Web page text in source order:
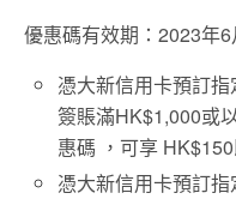
優惠碼有效期：2023年
憑大新信用卡預訂
簽賬滿HK$1,000或
惠碼 ，可享
憑大新信用卡預訂